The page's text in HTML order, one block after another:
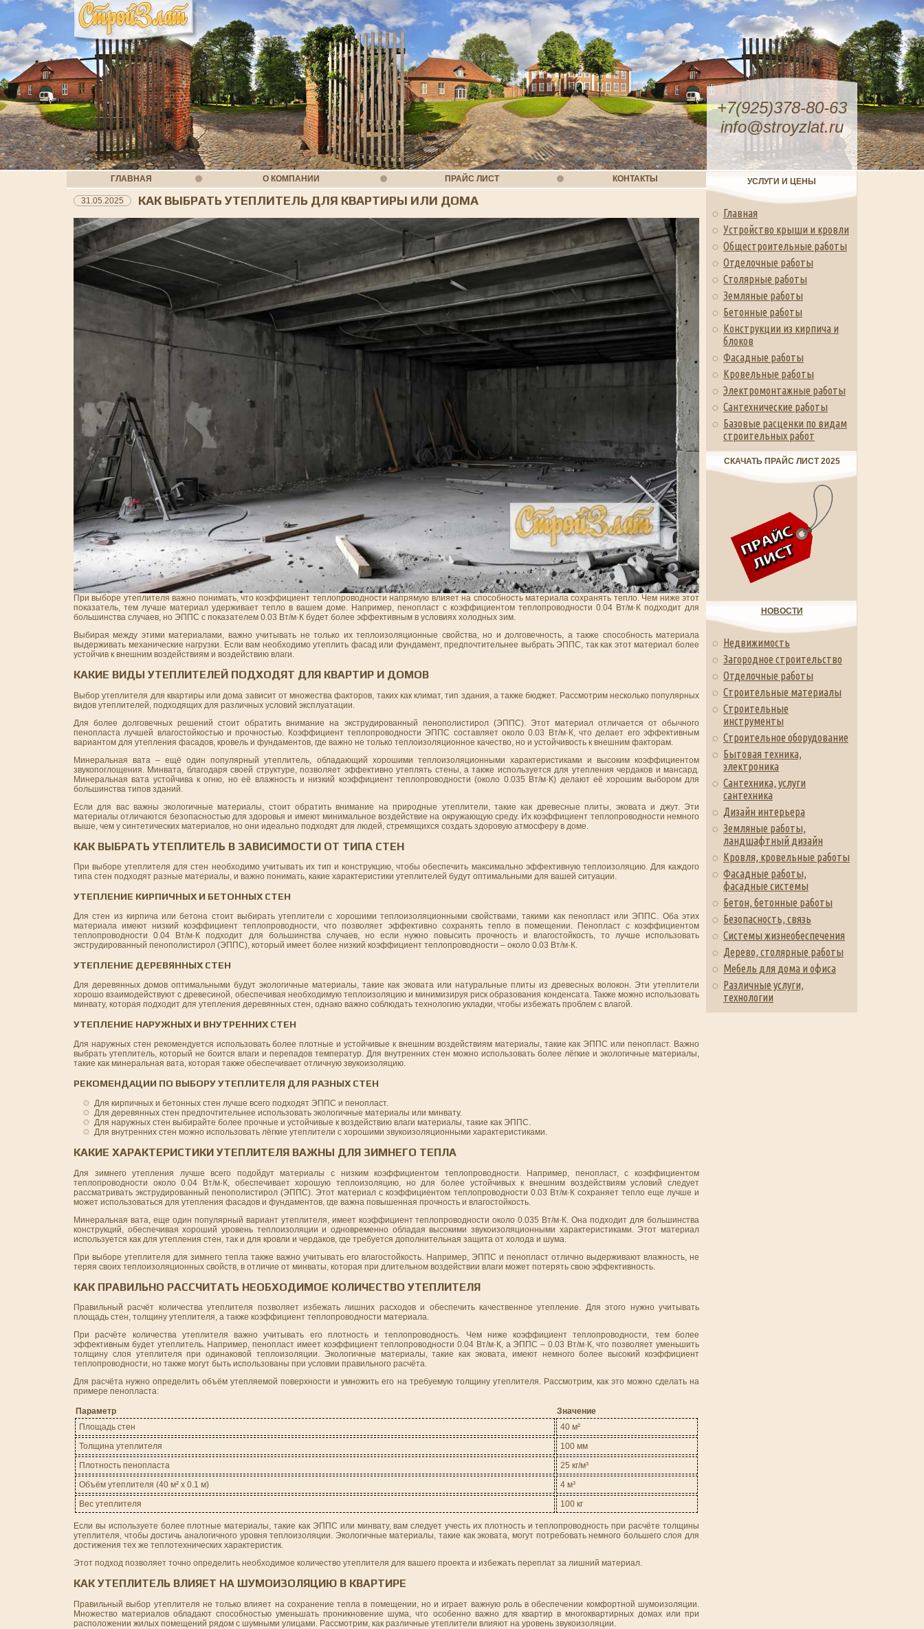
+7(925)378-80-63
info@stroyzlat.ru
ГЛАВНАЯ О КОМПАНИИ ПРАЙС ЛИСТ КОНТАКТЫ
31.05.2025 КАК ВЫБРАТЬ УТЕПЛИТЕЛЬ ДЛЯ КВАРТИРЫ ИЛИ ДОМА
При выборе утеплителя важно понимать, что коэффициент теплопроводности напрямую влияет на способность материала сохранять тепло. Чем ниже этот
показатель, тем лучше материал удерживает тепло в вашем доме. Например, пенопласт с коэффициентом теплопроводности 0.04 Вт/м·К подходит для
большинства случаев, но ЭППС с показателем 0.03 Вт/м·К будет более эффективным в условиях холодных зим.
Выбирая между этими материалами, важно учитывать не только их теплоизоляционные свойства, но и долговечность, а также способность материала
выдерживать механические нагрузки. Если вам необходимо утеплить фасад или фундамент, предпочтительнее выбрать ЭППС, так как этот материал более
устойчив к внешним воздействиям и воздействию влаги.
КАКИЕ ВИДЫ УТЕПЛИТЕЛЕЙ ПОДХОДЯТ ДЛЯ КВАРТИР И ДОМОВ
Выбор утеплителя для квартиры или дома зависит от множества факторов, таких как климат, тип здания, а также бюджет. Рассмотрим несколько популярных
видов утеплителей, подходящих для различных условий эксплуатации.
Для более долговечных решений стоит обратить внимание на экструдированный пенополистирол (ЭППС). Этот материал отличается от обычного
пенопласта лучшей влагостойкостью и прочностью. Коэффициент теплопроводности ЭППС составляет около 0.03 Вт/м·К, что делает его эффективным
вариантом для утепления фасадов, кровель и фундаментов, где важно не только теплоизоляционное качество, но и устойчивость к внешним факторам.
Минеральная вата – ещё один популярный утеплитель, обладающий хорошими теплоизоляционными характеристиками и высоким коэффициентом
звукопоглощения. Минвата, благодаря своей структуре, позволяет эффективно утеплять стены, а также используется для утепления чердаков и мансард.
Минеральная вата устойчива к огню, но её влажность и низкий коэффициент теплопроводности (около 0.035 Вт/м·К) делают её хорошим выбором для
большинства типов зданий.
Если для вас важны экологичные материалы, стоит обратить внимание на природные утеплители, такие как древесные плиты, эковата и джут. Эти
материалы отличаются безопасностью для здоровья и имеют минимальное воздействие на окружающую среду. Их коэффициент теплопроводности немного
выше, чем у синтетических материалов, но они идеально подходят для людей, стремящихся создать здоровую атмосферу в доме.
КАК ВЫБРАТЬ УТЕПЛИТЕЛЬ В ЗАВИСИМОСТИ ОТ ТИПА СТЕН
При выборе утеплителя для стен необходимо учитывать их тип и конструкцию, чтобы обеспечить максимально эффективную теплоизоляцию. Для каждого
типа стен подходят разные материалы, и важно понимать, какие характеристики утеплителей будут оптимальными для вашей ситуации.
УТЕПЛЕНИЕ КИРПИЧНЫХ И БЕТОННЫХ СТЕН
Для стен из кирпича или бетона стоит выбирать утеплители с хорошими теплоизоляционными свойствами, такими как пенопласт или ЭППС. Оба этих
материала имеют низкий коэффициент теплопроводности, что позволяет эффективно сохранять тепло в помещении. Пенопласт с коэффициентом
теплопроводности 0.04 Вт/м·К подходит для большинства случаев, но если нужно повысить прочность и влагостойкость, то лучше использовать
экструдированный пенополистирол (ЭППС), который имеет более низкий коэффициент теплопроводности – около 0.03 Вт/м·К.
УТЕПЛЕНИЕ ДЕРЕВЯННЫХ СТЕН
Для деревянных домов оптимальными будут экологичные материалы, такие как эковата или натуральные плиты из древесных волокон. Эти утеплители
хорошо взаимодействуют с древесиной, обеспечивая необходимую теплоизоляцию и минимизируя риск образования конденсата. Также можно использовать
минвату, которая подходит для утепления деревянных стен, однако важно соблюдать технологию укладки, чтобы избежать проблем с влагой.
УТЕПЛЕНИЕ НАРУЖНЫХ И ВНУТРЕННИХ СТЕН
Для наружных стен рекомендуется использовать более плотные и устойчивые к внешним воздействиям материалы, такие как ЭППС или пенопласт. Важно
выбрать утеплитель, который не боится влаги и перепадов температур. Для внутренних стен можно использовать более лёгкие и экологичные материалы,
такие как минеральная вата, которая также обеспечивает отличную звукоизоляцию.
РЕКОМЕНДАЦИИ ПО ВЫБОРУ УТЕПЛИТЕЛЯ ДЛЯ РАЗНЫХ СТЕН
Для кирпичных и бетонных стен лучше всего подходят ЭППС и пенопласт.
Для деревянных стен предпочтительнее использовать экологичные материалы или минвату.
Для наружных стен выбирайте более прочные и устойчивые к воздействию влаги материалы, такие как ЭППС.
Для внутренних стен можно использовать лёгкие утеплители с хорошими звукоизоляционными характеристиками.
КАКИЕ ХАРАКТЕРИСТИКИ УТЕПЛИТЕЛЯ ВАЖНЫ ДЛЯ ЗИМНЕГО ТЕПЛА
Для зимнего утепления лучше всего подойдут материалы с низким коэффициентом теплопроводности. Например, пенопласт, с коэффициентом
теплопроводности около 0.04 Вт/м·К, обеспечивает хорошую теплоизоляцию, но для более устойчивых к внешним воздействиям условий следует
рассматривать экструдированный пенополистирол (ЭППС). Этот материал с коэффициентом теплопроводности 0.03 Вт/м·К сохраняет тепло еще лучше и
может использоваться для утепления фасадов и фундаментов, где важна повышенная прочность и влагостойкость.
Минеральная вата, еще один популярный вариант утеплителя, имеет коэффициент теплопроводности около 0.035 Вт/м·К. Она подходит для большинства
конструкций, обеспечивая хороший уровень теплоизоляции и одновременно обладая высокими звукоизоляционными характеристиками. Этот материал
используется как для утепления стен, так и для кровли и чердаков, где требуется дополнительная защита от холода и шума.
При выборе утеплителя для зимнего тепла также важно учитывать его влагостойкость. Например, ЭППС и пенопласт отлично выдерживают влажность, не
теряя своих теплоизоляционных свойств, в отличие от минваты, которая при длительном воздействии влаги может потерять свою эффективность.
КАК ПРАВИЛЬНО РАССЧИТАТЬ НЕОБХОДИМОЕ КОЛИЧЕСТВО УТЕПЛИТЕЛЯ
Правильный расчёт количества утеплителя позволяет избежать лишних расходов и обеспечить качественное утепление. Для этого нужно учитывать
площадь стен, толщину утеплителя, а также коэффициент теплопроводности материала.
При расчёте количества утеплителя важно учитывать его плотность и теплопроводность. Чем ниже коэффициент теплопроводности, тем более
эффективным будет утеплитель. Например, пенопласт имеет коэффициент теплопроводности 0.04 Вт/м·К, а ЭППС – 0.03 Вт/м·К, что позволяет уменьшить
толщину слоя утеплителя при одинаковой теплоизоляции. Экологичные материалы, такие как эковата, имеют немного более высокий коэффициент
теплопроводности, но также могут быть использованы при условии правильного расчёта.
Для расчёта нужно определить объём утепляемой поверхности и умножить его на требуемую толщину утеплителя. Рассмотрим, как это можно сделать на
примере пенопласта:
Параметр
Значение
Площадь стен
40 м²
Толщина утеплителя
100 мм
Плотность пенопласта
25 кг/м³
Объём утеплителя (40 м² x 0.1 м)
4 м³
Вес утеплителя
100 кг
Если вы используете более плотные материалы, такие как ЭППС или минвату, вам следует учесть их плотность и теплопроводность при расчёте толщины
утеплителя, чтобы достичь аналогичного уровня теплоизоляции. Экологичные материалы, такие как эковата, могут потребовать немного большего слоя для
достижения тех же теплотехнических характеристик.
Этот подход позволяет точно определить необходимое количество утеплителя для вашего проекта и избежать переплат за лишний материал.
КАК УТЕПЛИТЕЛЬ ВЛИЯЕТ НА ШУМОИЗОЛЯЦИЮ В КВАРТИРЕ
Правильный выбор утеплителя не только влияет на сохранение тепла в помещении, но и играет важную роль в обеспечении комфортной шумоизоляции.
Множество материалов обладают способностью уменьшать проникновение шума, что особенно важно для квартир в многоквартирных домах или при
расположении жилых помещений рядом с шумными улицами. Рассмотрим, как различные утеплители влияют на уровень звукоизоляции.
УСЛУГИ И ЦЕНЫ
Главная
Устройство крыши и кровли
Общестроительные работы
Отделочные работы
Столярные работы
Земляные работы
Бетонные работы
Конструкции из кирпича и
блоков
Фасадные работы
Кровельные работы
Электромонтажные работы
Сантехнические работы
Базовые расценки по видам
строительных работ
СКАЧАТЬ ПРАЙС ЛИСТ 2025
НОВОСТИ
Недвижимость
Загородное строительство
Отделочные работы
Строительные материалы
Строительные
инструменты
Строительное оборудование
Бытовая техника,
электроника
Сантехника, услуги
сантехника
Дизайн интерьера
Земляные работы,
ландшафтный дизайн
Кровля, кровельные работы
Фасадные работы,
фасадные системы
Бетон, бетонные работы
Безопасность, связь
Системы жизнеобеспечения
Дерево, столярные работы
Мебель для дома и офиса
Различные услуги,
технологии